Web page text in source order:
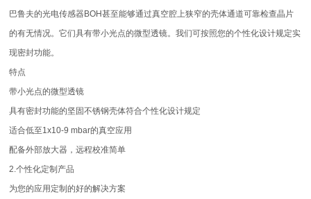
巴鲁夫的光电传感器BOH甚至能够通过真空腔上狭窄的壳体通道可靠检查晶片
的有无情况。它们具有带小光点的微型透镜。我们可按照您的个性化设计规定实
现密封功能。
特点
带小光点的微型透镜
具有密封功能的坚固不锈钢壳体符合个性化设计规定
适合低至1x10-9 mbar的真空应用
配备外部放大器，远程校准简单
2.个性化定制产品
为您的应用定制的好的解决方案